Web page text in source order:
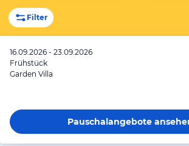
Filter
16.09.2026 - 23.09.2026
Frühstück
Garden Villa
Pauschalangebote